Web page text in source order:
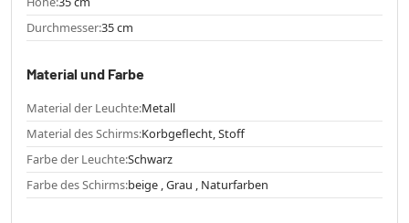
Durchmesser:35 cm
Material und Farbe
Material der Leuchte:Metall
Material des Schirms:Korbgeflecht, Stoff
Farbe der Leuchte:Schwarz
Farbe des Schirms:beige , Grau , Naturfarben